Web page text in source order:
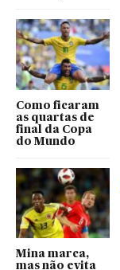
Como ficaram
as quartas de
final da Copa
do Mundo
Mina marca,
mas não evita